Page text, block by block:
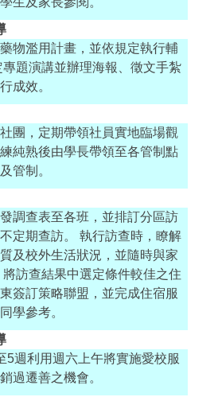
物濫用計畫，並依規定執行輔
題演講並辦理海報、徵文手紮
成效。
團，定期帶領社員實地臨場觀
純熟後由學長帶領至各管制點
管制。
調查表至各班，並排訂分區訪
定期查訪。 執行訪查時，瞭解
及校外生活狀況，並隨時與家
訪查結果中選定條件較佳之住
簽訂策略聯盟，並完成住宿服
學參考。
5週利用週六上午將實施愛校服
過遷善之機會。